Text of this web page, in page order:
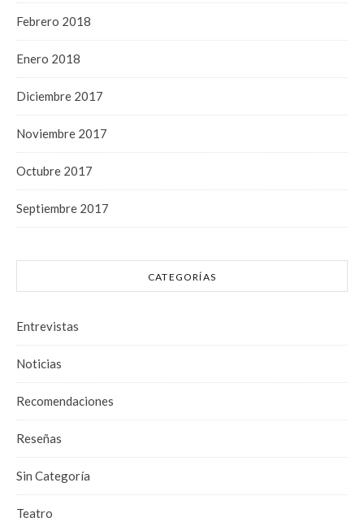
Febrero 2018
Enero 2018
Diciembre 2017
Noviembre 2017
Octubre 2017
Septiembre 2017
CATEGORÍAS
Entrevistas
Noticias
Recomendaciones
Reseñas
Sin Categoría
Teatro